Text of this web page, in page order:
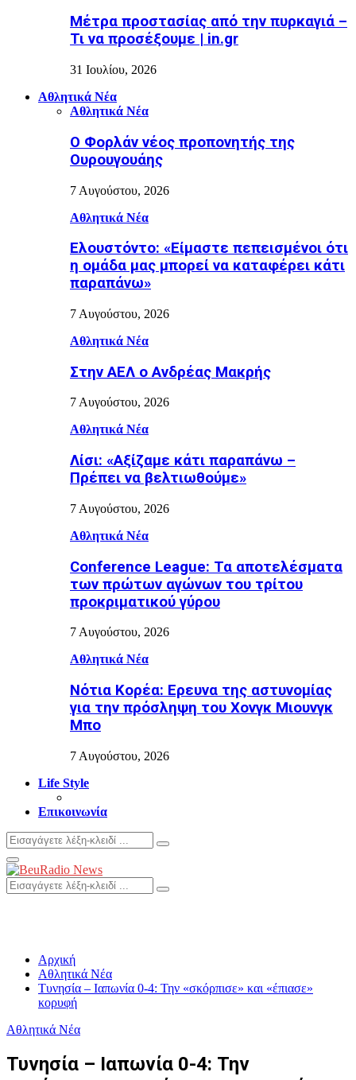
Μέτρα προστασίας από την πυρκαγιά –
Τι να προσέξουμε | in.gr
31 Ιουλίου, 2026
Αθλητικά Νέα
Αθλητικά Νέα
Ο Φορλάν νέος προπονητής της
Ουρουγουάης
7 Αυγούστου, 2026
Αθλητικά Νέα
Ελουστόντο: «Είμαστε πεπεισμένοι ότι
η ομάδα μας μπορεί να καταφέρει κάτι
παραπάνω»
7 Αυγούστου, 2026
Αθλητικά Νέα
Στην ΑΕΛ ο Ανδρέας Μακρής
7 Αυγούστου, 2026
Αθλητικά Νέα
Λίσι: «Αξίζαμε κάτι παραπάνω –
Πρέπει να βελτιωθούμε»
7 Αυγούστου, 2026
Αθλητικά Νέα
Conference League: Τα αποτελέσματα
των πρώτων αγώνων του τρίτου
προκριματικού γύρου
7 Αυγούστου, 2026
Αθλητικά Νέα
Νότια Κορέα: Ερευνα της αστυνομίας
για την πρόσληψη του Χονγκ Μιουνγκ
Μπo
7 Αυγούστου, 2026
Life Style
Επικοινωνία
Search
for:
Search
Primary
Menu
Search
for:
Search
Αρχική
Αθλητικά Νέα
Τυνησία – Ιαπωνία 0-4: Την «σκόρπισε» και «έπιασε»
κορυφή
Αθλητικά Νέα
Τυνησία – Ιαπωνία 0-4: Την